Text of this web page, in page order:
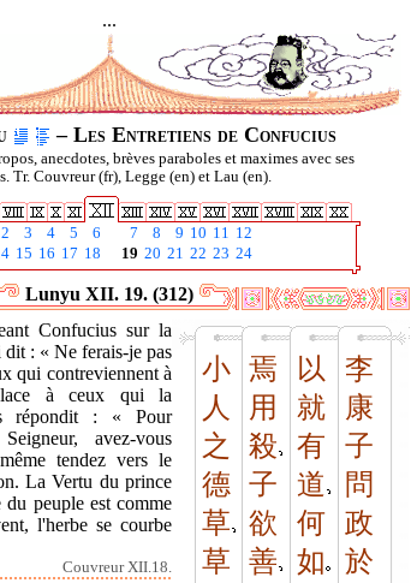
...
– Les Entretiens de Confucius
anecdotes, brèves paraboles et maximes avec ses
Tr. Couvreur (fr), Legge (en) et Lau (en).
2 3 4 5 6 7 8 9 10 11 12
15 16 17 18 19 20 21 22 23 24
Lunyu XII. 19. (312)
小
人
之
德
草
草
焉
用
殺
子
欲
善
以
就
有
道
何
如
李
康
子
問
政
於
Confucius sur la
: « Ne ferais-je pas
qui contreviennent à
à ceux qui la
répondit : « Pour
avez-vous
tendez vers le
La Vertu du prince
peuple est comme
l'herbe se courbe
Couvreur XII.18.